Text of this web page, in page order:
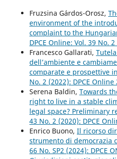
Fruzsina Gárdos-Orosz,
environment of the
complaint to the
DPCE Online: Vol. 39 No.
Francesco Gallarati,
dell’ambiente e
comparate e prospettive
No. 2 (2022): DPCE Online
Serena Baldin, Towards
right to live in a stable
legal space? Preliminary
43 No. 2 (2020): DPCE
Enrico Buono, Il ricorso
strumento di democrazia
66 No. SP2 (2024): DPCE